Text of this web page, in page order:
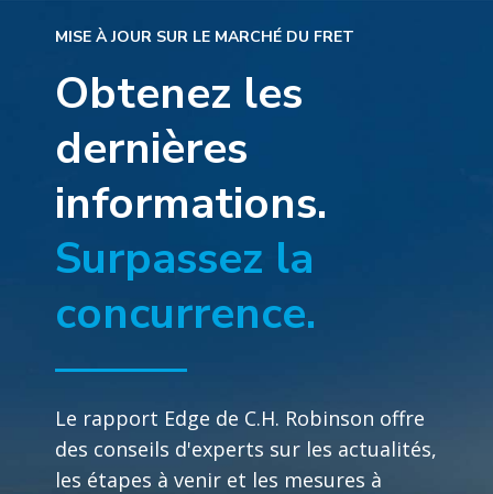
MISE À JOUR SUR LE MARCHÉ DU FRET
Obtenez les
dernières
informations.
Surpassez la
concurrence.
Le rapport Edge de C.H. Robinson offre
des conseils d'experts sur les actualités,
les étapes à venir et les mesures à